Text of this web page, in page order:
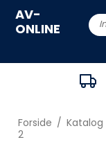
AV-
ONLINE
Forside / Katalog
2